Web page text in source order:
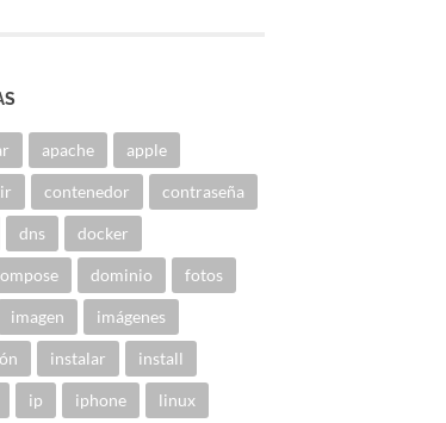
apache apple
contenedor contraseña
dns docker
dominio fotos
imagen imágenes
instalar install
ip iphone linux